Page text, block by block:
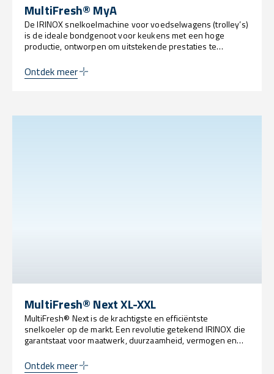
MultiFresh® MyA
De IRINOX snelkoelmachine voor voedselwagens (trolley’s)
is de ideale bondgenoot voor keukens met een hoge
productie, ontworpen om uitstekende prestaties te
omgevingen. Dankzij de geavanceerde technologie biedt
MultiFresh® MyA een ongeëvenaarde betrouwbaarheid,
Ontdek meer
MultiFresh® Next XL-XXL
MultiFresh® Next is de krachtigste en efficiëntste
snelkoeler op de markt. Een revolutie getekend IRINOX die
garantstaat voor maatwerk, duurzaamheid, vermogen en
Ontdek meer